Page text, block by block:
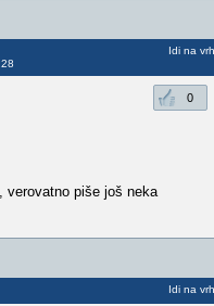
Idi na vrh
0
verovatno piše još neka
Idi na vrh